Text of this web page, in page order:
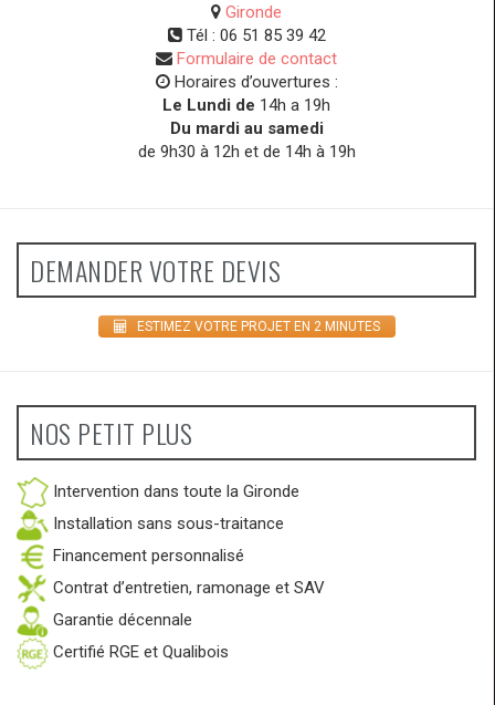
Gironde
Tél : 06 51 85 39 42
Formulaire de contact
Horaires d’ouvertures :
Le Lundi de 14h a 19h
Du mardi au samedi
de 9h30 à 12h et de 14h à 19h
DEMANDER VOTRE DEVIS
ESTIMEZ VOTRE PROJET EN 2 MINUTES
NOS PETIT PLUS
Intervention dans toute la Gironde
Installation sans sous-traitance
Financement personnalisé
Contrat d’entretien, ramonage et SAV
Garantie décennale
Certifié RGE et Qualibois